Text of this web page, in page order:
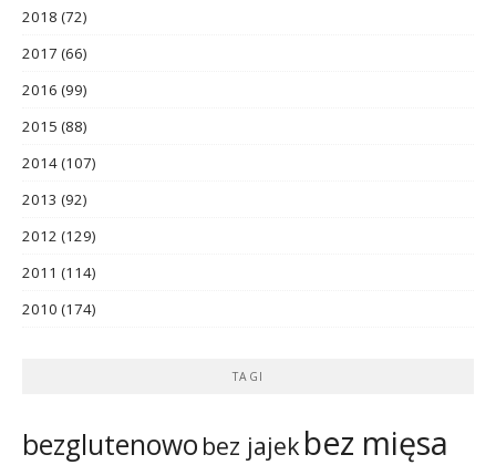
2018 (72)
2017 (66)
2016 (99)
2015 (88)
2014(107)
2013 (92)
2012 (129)
2011 (114)
2010 (174)
TAGI
bezglutenowo bez jajek bez mięsa